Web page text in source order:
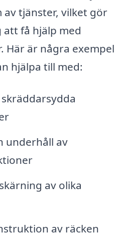
tjänster, vilket gör
få hjälp med
Här är några exempel
hjälpa till med:
underhåll av
av olika
av räcken